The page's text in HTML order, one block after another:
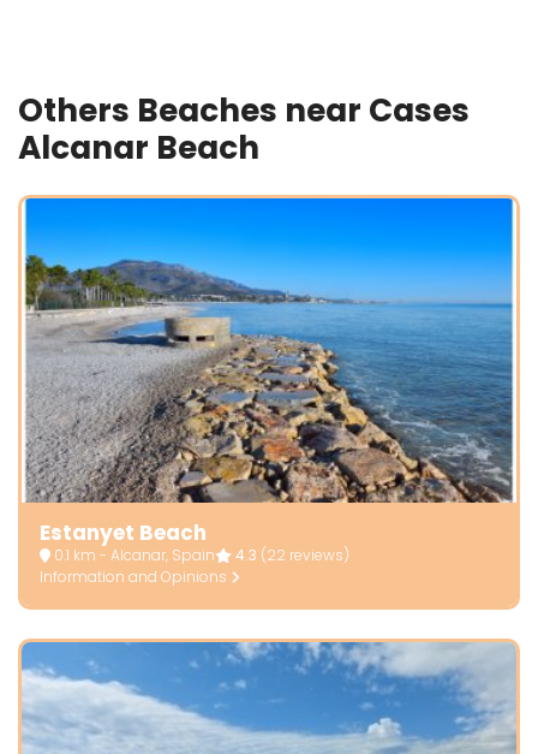
Others Beaches near Cases
Alcanar Beach
Estanyet Beach
0.1 km - Alcanar, Spain 4.3 (22 reviews)
Information and Opinions